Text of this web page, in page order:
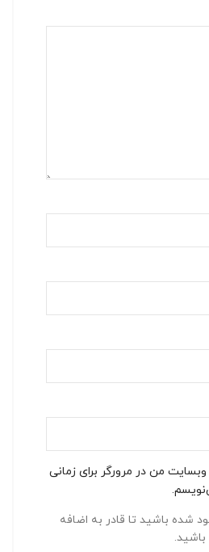
وبسایت من در مرورگر برای زمانی
شده باشید تا قادر به اضافه